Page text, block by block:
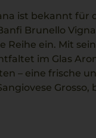
ist bekannt
Brunello
Reihe ein. Mit
im Glas
– eine frische
Ausbau in